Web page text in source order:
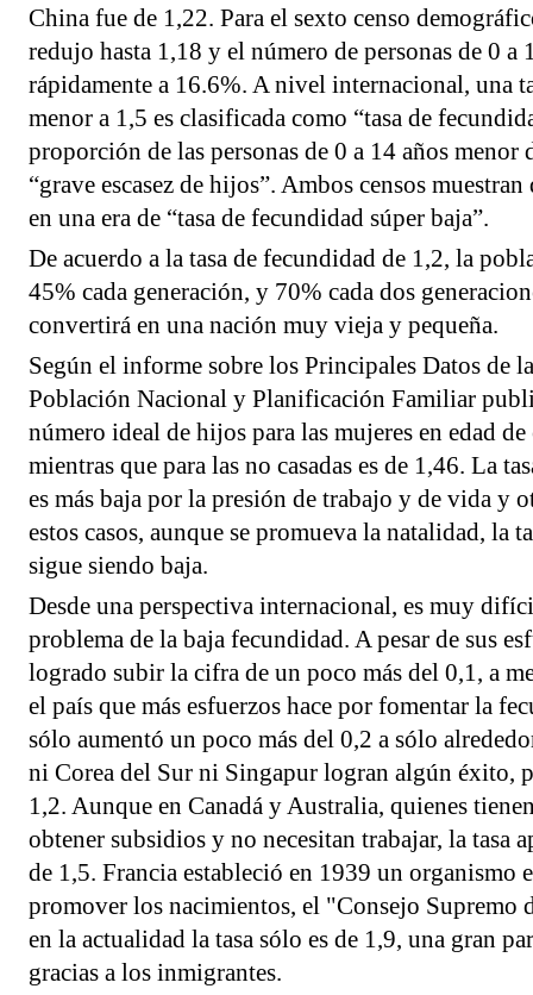
China fue de 1,22. Para el sexto censo
redujo hasta 1,18 y el número de personas de 0 a
rápidamente a 16.6%. A nivel internacional, una
menor a 1,5 es clasificada como “tasa de
proporción de las personas de 0 a 14 años
“grave escasez de hijos”. Ambos censos
en una era de “tasa de fecundidad súper baja”.
De acuerdo a la tasa de fecundidad de 1,2, la
45% cada generación, y 70% cada dos
convertirá en una nación muy vieja y pequeña.
Según el informe sobre los Principales Datos de
Población Nacional y Planificación Familiar
número ideal de hijos para las mujeres en edad
mientras que para las no casadas es de 1,46. La
es más baja por la presión de trabajo y de vida y
estos casos, aunque se promueva la natalidad, la
sigue siendo baja.
Desde una perspectiva internacional, es muy
problema de la baja fecundidad. A pesar de sus
logrado subir la cifra de un poco más del 0,1, a
el país que más esfuerzos hace por fomentar la
sólo aumentó un poco más del 0,2 a sólo
ni Corea del Sur ni Singapur logran algún éxito,
1,2. Aunque en Canadá y Australia, quienes
obtener subsidios y no necesitan trabajar, la tasa
de 1,5. Francia estableció en 1939 un organismo
promover los nacimientos, el "Consejo Supremo
en la actualidad la tasa sólo es de 1,9, una gran
gracias a los inmigrantes.